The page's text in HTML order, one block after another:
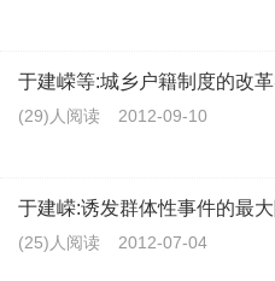
于建嵘等:城乡户籍制度的改
(29)人阅读 2012-09-10
于建嵘:诱发群体性事件的最
(25)人阅读 2012-07-04